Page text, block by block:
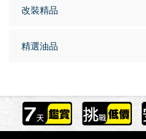
改裝精品
精選油品